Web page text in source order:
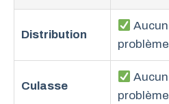
Distribution
Aucun
problème
Culasse
Aucun
problème